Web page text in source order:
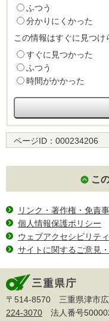
ふつう
分かりにくかった
この情報はすぐに見つけ
すぐに見つかった
ふつう
時間がかかった
ページID： 000234206
こ
リンク・著作権・免責
個人情報保護ポリシー
ウェブアクセシビリティ
サイトに関するご意見
〒514-8570 三重県津市
224-3070 法人番号